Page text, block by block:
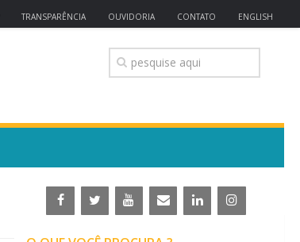
TRANSPARÊNCIA OUVIDORIA CONTATO ENGLISH